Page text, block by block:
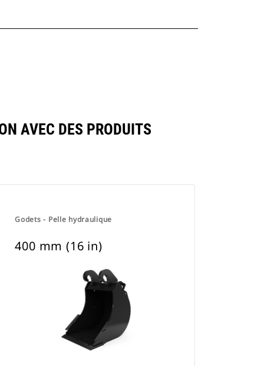
AVEC DES PRODUITS
Godets - Pelle hydraulique
400 mm (16 in)